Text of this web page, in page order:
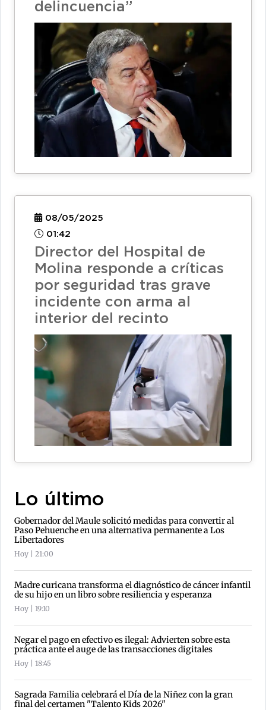
delincuencia”
08/05/2025
01:42
Director del Hospital de
Molina responde a críticas
por seguridad tras grave
incidente con arma al
interior del recinto
Lo último
Gobernador del Maule solicitó medidas para convertir al
Paso Pehuenche en una alternativa permanente a Los
Libertadores
Hoy | 21:00
Madre curicana transforma el diagnóstico de cáncer infantil
de su hijo en un libro sobre resiliencia y esperanza
Hoy | 19:10
Negar el pago en efectivo es ilegal: Advierten sobre esta
práctica ante el auge de las transacciones digitales
Hoy | 18:45
Sagrada Familia celebrará el Día de la Niñez con la gran
final del certamen "Talento Kids 2026"